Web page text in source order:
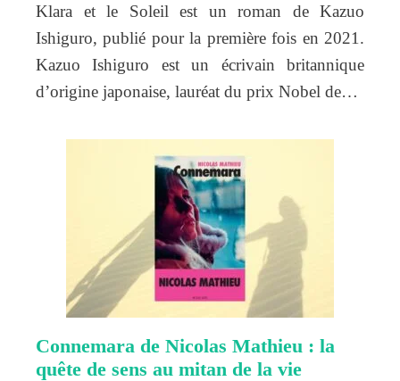
Klara et le Soleil est un roman de Kazuo
Ishiguro, publié pour la première fois en 2021.
Kazuo Ishiguro est un écrivain britannique
d’origine japonaise, lauréat du prix Nobel de…
Connemara de Nicolas Mathieu : la
quête de sens au mitan de la vie